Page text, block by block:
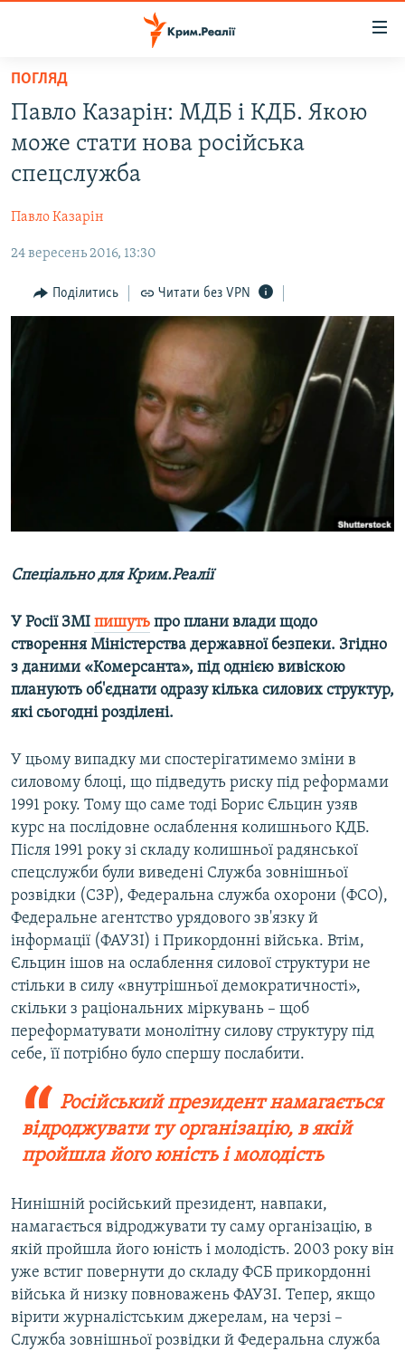
Перейти
основного
матеріалу
до
основної
Перейти
пошуку
ВІДЕО ТА ФОТО
БЛОГИ
ПОГЛЯД
ІНТЕРВ'Ю
СПЕЦПРОЕКТИ
ВІДЕОУРОКИ «ELIFBE»
СВІДЧЕННЯ ОКУПАЦІЇ
УКРАЇНСЬКА ПРОБЛЕМА КРИМУ
ЯК ОБІЙТИ БЛОКУВАННЯ
ПОГЛЯД
Павло Казарін: МДБ і КДБ. Якою
може стати нова російська
спецслужба
Павло Казарін
24 вересень 2016, 13:30
Поділитись Читати без VPN
Спеціально для Крим.Реалії
У Росії ЗМІ пишуть про плани влади щодо
створення Міністерства державної безпеки. Згідно
з даними «Комерсанта», під однією вивіскою
планують об'єднати одразу кілька силових структур,
які сьогодні розділені.
У цьому випадку ми спостерігатимемо зміни в
силовому блоці, що підведуть риску під реформами
1991 року. Тому що саме тоді Борис Єльцин узяв
курс на послідовне ослаблення колишнього КДБ.
Після 1991 року зі складу колишньої радянської
спецслужби були виведені Служба зовнішньої
розвідки (СЗР), Федеральна служба охорони (ФСО),
Федеральне агентство урядового зв'язку й
інформації (ФАУЗІ) і Прикордонні війська. Втім,
Єльцин ішов на ослаблення силової структури не
стільки в силу «внутрішньої демократичності»,
скільки з раціональних міркувань – щоб
переформатувати монолітну силову структуру під
себе, її потрібно було спершу послабити.
Російський президент намагається
відроджувати ту організацію, в якій
пройшла його юність і молодість
Нинішній російський президент, навпаки,
намагається відроджувати ту саму організацію, в
якій пройшла його юність і молодість. 2003 року він
уже встиг повернути до складу ФСБ прикордонні
війська й низку повноважень ФАУЗІ. Тепер, якщо
вірити журналістським джерелам, на черзі –
Служба зовнішньої розвідки й Федеральна служба